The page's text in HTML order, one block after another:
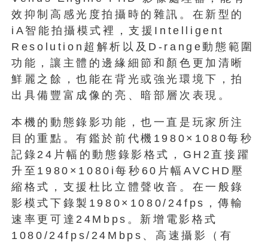
效抑制高感光度拍攝時的雜訊。在新型的
iA智能拍攝模式裡，支援Intelligent
Resolution超解析以及D-range動態範圍
功能，讓主體的邊緣細節和顏色更加清晰
鮮麗之餘，也能在背光或強光環境下，拍
出具備豐富成像的亮、暗部層次表現。
本機的動態錄影功能，也一直是玩家所注
目的重點。有鑑於前代機1980×1080每秒
記錄24片幅的動態錄影格式，GH2直接躍
升至1980×1080i每秒60片幅AVCHD壓
縮格式，支援杜比立體聲收音。在一般錄
影模式下錄製1980×1080/24fps，傳輸
速率更可達24Mbps。新增電影格式
1080/24fps/24Mbps、高速攝影（有